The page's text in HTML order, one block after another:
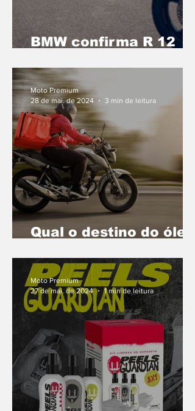
BMW confirma R 12
segundo semestre
Qual o destino do óleo
motos
Moto Premium
28 de mai. de 2024
3 min de leitura
Moto Premium
27 de mai. de 2024
1 min de leitura